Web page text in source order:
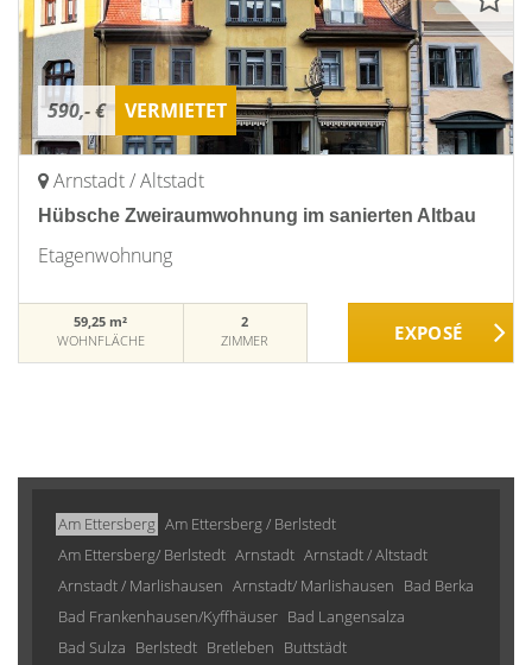
590,- € VERMIETET
Arnstadt / Altstadt
Hübsche Zweiraumwohnung im sanierten Altbau
Etagenwohnung
59,25 m²
WOHNFLÄCHE
2
ZIMMER
Am Ettersberg Am Ettersberg / Berlstedt
Am Ettersberg/ Berlstedt Arnstadt Arnstadt / Altstadt
Arnstadt / Marlishausen Arnstadt/ Marlishausen Bad Berka
Bad Frankenhausen/Kyffhäuser Bad Langensalza
Bad Sulza Berlstedt Bretleben Buttstädt